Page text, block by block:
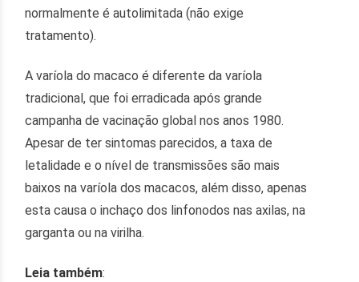
normalmente é autolimitada (não exige
tratamento).
A varíola do macaco é diferente da varíola
tradicional, que foi erradicada após grande
campanha de vacinação global nos anos 1980.
Apesar de ter sintomas parecidos, a taxa de
letalidade e o nível de transmissões são mais
baixos na varíola dos macacos, além disso, apenas
esta causa o inchaço dos linfonodos nas axilas, na
garganta ou na virilha.
Leia também: